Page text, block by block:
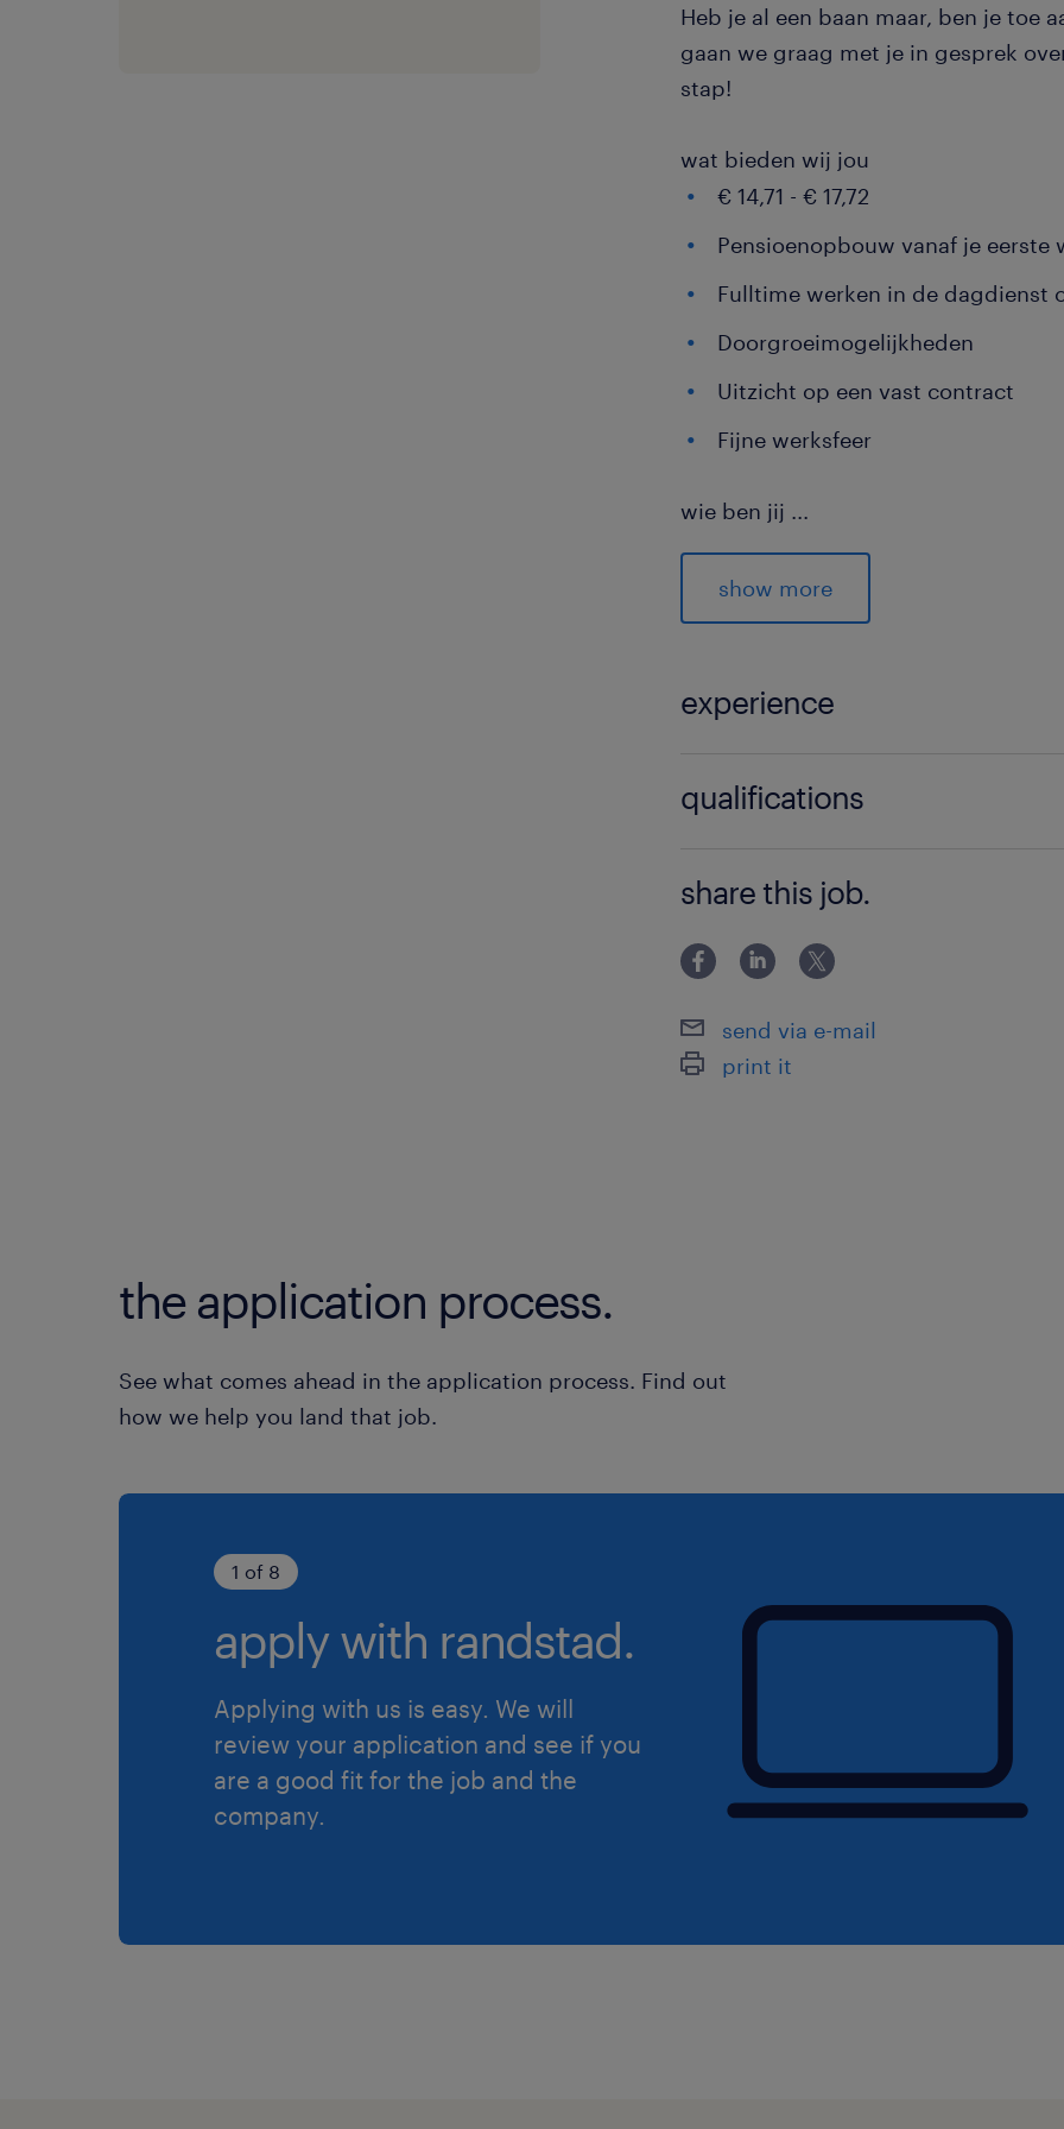
Heb je al een baan maar, ben je toe
gaan we graag met je in gesprek
stap!
wat bieden wij jou
€ 14,71 - € 17,72
Pensioenopbouw vanaf je eerste
Fulltime werken in de dagdienst
Doorgroeimogelijkheden
Uitzicht op een vast contract
Fijne werksfeer
wie ben jij ...
Onder andere in verband met wet-
administratieve werkzaamheden,
taal in woord en geschrift. Je komt
en staat open voor nieuwe
van je vaardigheden.
Je hebt ervaring of wilt ervaring
Je bent fulltime beschikbaar
Je hebt oog voor kwaliteit
wat ga je doen
Als Productie plus medewerker werk
Productieproces bewaken op
Rijden op de heftruck en het
waar ga je werken
Je komt te werken bij een van de
regio Dokkum. Een onderneming
heerst.
Een degelijk pensioenopbouw
show more
experience
qualifications
share this job.
send via e-mail
print it
the application process.
See what comes ahead in the application process. Find out
how we help you land that job.
1 of 8
apply with randstad.
Applying with us is easy. We will
review your application and see if you
are a good fit for the job and the
company.